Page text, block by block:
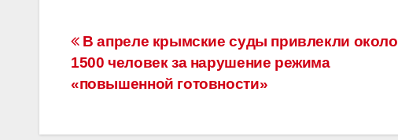
e
b
o
k
er
gr
a
m
а
в
и
Навигация
по
В апреле крымские суды привлекли около
1500 человек за нарушение режима
«повышенной готовности»